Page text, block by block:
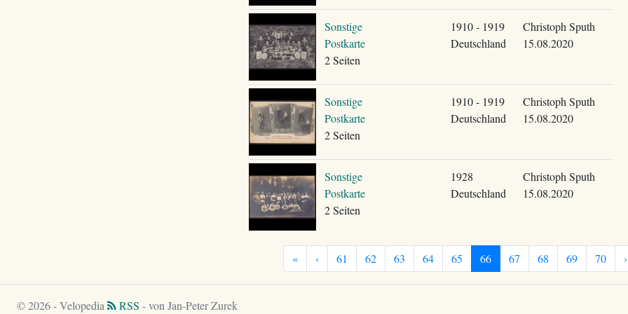
Sonstige
Postkarte
2 Seiten
1910 - 1919
Deutschland
Christoph Sputh
15.08.2020
Sonstige
Postkarte
2 Seiten
1910 - 1919
Deutschland
Christoph Sputh
15.08.2020
Sonstige
Postkarte
2 Seiten
1928
Deutschland
Christoph Sputh
15.08.2020
« ‹ 61 62 63 64 65 66 67 68 69 70 ›
© 2026 - Velopedia RSS - von Jan-Peter Zurek